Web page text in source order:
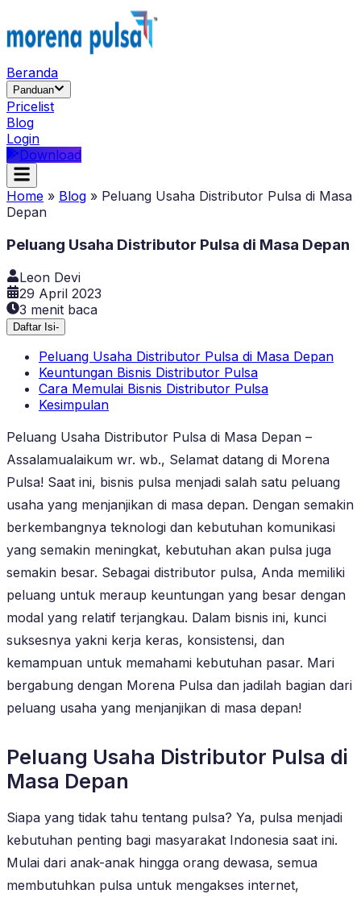
Beranda
Panduan
Pricelist
Blog
Login
Download
Home » Blog » Peluang Usaha Distributor Pulsa di Masa
Depan
Peluang Usaha Distributor Pulsa di Masa Depan
Leon Devi
29 April 2023
3 menit baca
Daftar Isi-
Peluang Usaha Distributor Pulsa di Masa Depan
Keuntungan Bisnis Distributor Pulsa
Cara Memulai Bisnis Distributor Pulsa
Kesimpulan
Peluang Usaha Distributor Pulsa di Masa Depan –
Assalamualaikum wr. wb., Selamat datang di Morena
Pulsa! Saat ini, bisnis pulsa menjadi salah satu peluang
usaha yang menjanjikan di masa depan. Dengan semakin
berkembangnya teknologi dan kebutuhan komunikasi
yang semakin meningkat, kebutuhan akan pulsa juga
semakin besar. Sebagai distributor pulsa, Anda memiliki
peluang untuk meraup keuntungan yang besar dengan
modal yang relatif terjangkau. Dalam bisnis ini, kunci
suksesnya yakni kerja keras, konsistensi, dan
kemampuan untuk memahami kebutuhan pasar. Mari
bergabung dengan Morena Pulsa dan jadilah bagian dari
peluang usaha yang menjanjikan di masa depan!
Peluang Usaha Distributor Pulsa di
Masa Depan
Siapa yang tidak tahu tentang pulsa? Ya, pulsa menjadi
kebutuhan penting bagi masyarakat Indonesia saat ini.
Mulai dari anak-anak hingga orang dewasa, semua
membutuhkan pulsa untuk mengakses internet,